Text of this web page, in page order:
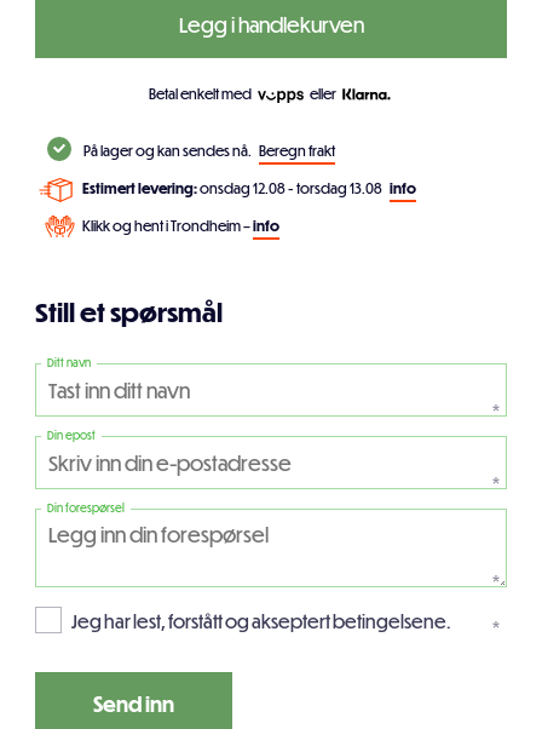
Legg i handlekurven
Betal enkelt med eller
På lager og kan sendes nå. Beregn frakt
Estimert levering:onsdag 12.08 - torsdag 13.08 info
Klikk og hent i Trondheim –info
Still et spørsmål
Ditt navn
*
Din epost
*
Din forespørsel
*
Jeg har lest, forstått og akseptert betingelsene. *